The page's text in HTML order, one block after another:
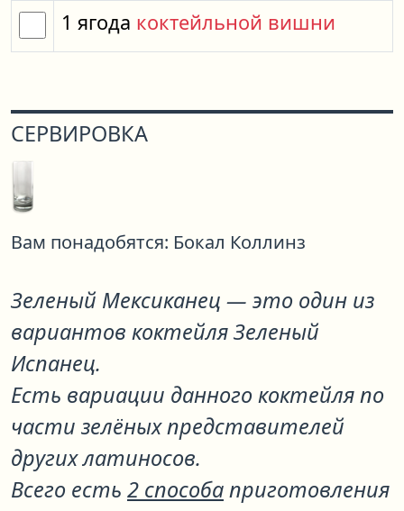
1 ягода коктейльной вишни
СЕРВИРОВКА
Вам понадобятся: Бокал Коллинз
Зеленый Мексиканец — это один из
вариантов коктейляЗеленый
Испанец.
Есть вариации данного коктейля по
части зелёных представителей
других латиносов.
Всего есть 2 способаприготовления